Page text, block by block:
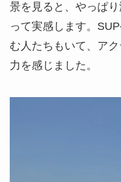
景を見ると、やっぱ
って実感します。
む人たちもいて、ア
力を感じました。